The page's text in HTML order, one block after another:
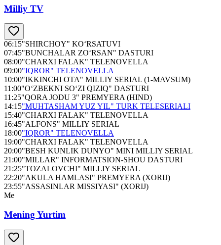
Milliy TV
06:15"SHIRCHOY" KO‘RSATUVI
07:45"BUNCHALAR ZO‘RSAN" DASTURI
08:00"CHARXI FALAK" TELENOVELLA
09:00"IQROR" TELENOVELLA
10:00"IKKINCHI OTA" MILLIY SERIAL (1-MAVSUM)
11:00"O‘ZBEKNI SO‘ZI QIZIQ" DASTURI
11:25"QORA JODU 3" PREMYERA (HIND)
14:15"MUHTASHAM YUZ YIL" TURK TELESERIALI
15:40"CHARXI FALAK" TELENOVELLA
16:45"ALFONS" MILLIY SERIAL
18:00"IQROR" TELENOVELLA
19:00"CHARXI FALAK" TELENOVELLA
20:00"BESH KUNLIK DUNYO" MINI MILLIY SERIAL
21:00"MILLAR" INFORMATSION-SHOU DASTURI
21:25"TOZALOVCHI" MILLIY SERIAL
22:20"AKULA HAMLASI" PREMYERA (XORIJ)
23:55"ASSASINLAR MISSIYASI" (XORIJ)
Me
Mening Yurtim